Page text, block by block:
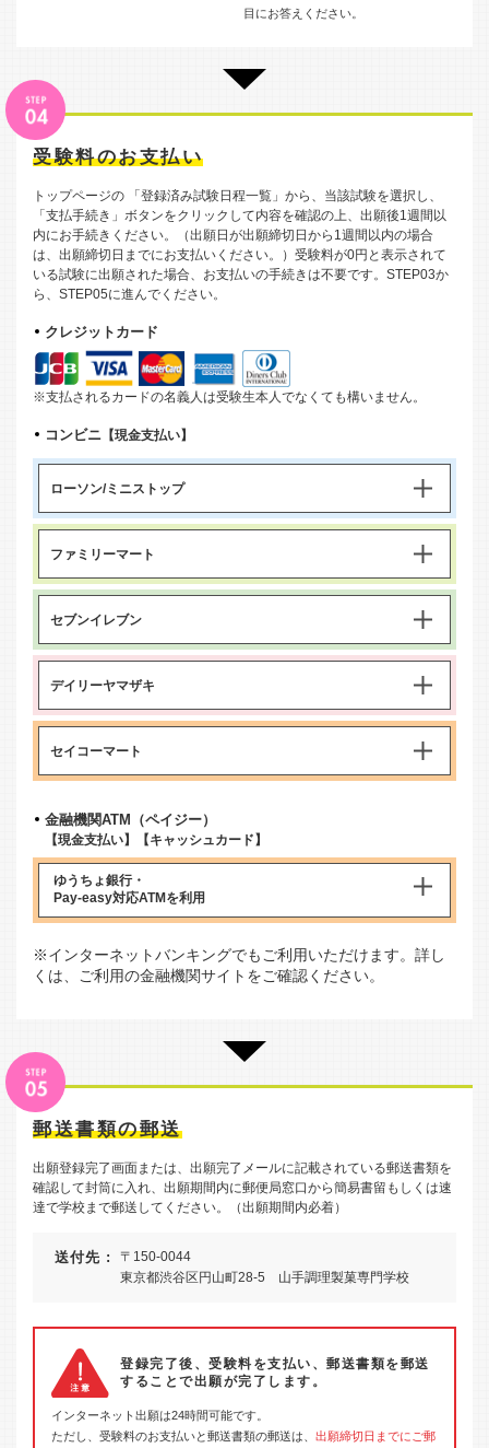
目にお答えください。
受験料のお支払い
トップページの 「登録済み試験日程一覧」から、当該試験を選択し、
「支払手続き」ボタンをクリックして内容を確認の上、出願後1週間以
内にお手続きください。（出願日が出願締切日から1週間以内の場合
は、出願締切日までにお支払いください。）受験料が0円と表示されて
いる試験に出願された場合、お支払いの手続きは不要です。STEP03か
ら、STEP05に進んでください。
クレジットカード
※支払されるカードの名義人は受験生本人でなくても構いません。
コンビニ 【現金支払い】
ローソン/ミニストップ
ファミリーマート
セブンイレブン
デイリーヤマザキ
セイコーマート
金融機関ATM（ペイジー）
【現金支払い】【キャッシュカード】
ゆうちょ銀行・
Pay-easy対応ATMを利用
※インターネットバンキングでもご利用いただけます。詳し
くは、ご利用の金融機関サイトをご確認ください。
郵送書類の郵送
出願登録完了画面または、出願完了メールに記載されている郵送書類を
確認して封筒に入れ、出願期間内に郵便局窓口から簡易書留もしくは速
達で学校まで郵送してください。（出願期間内必着）
送付先 :
〒150-0044
東京都渋谷区円山町28-5 山手調理製菓専門学校
登録完了後、受験料を支払い、郵送書類を郵送
することで出願が完了します。
インターネット出願は24時間可能です。
ただし、受験料のお支払いと郵送書類の郵送は、 出願締切日までにご郵